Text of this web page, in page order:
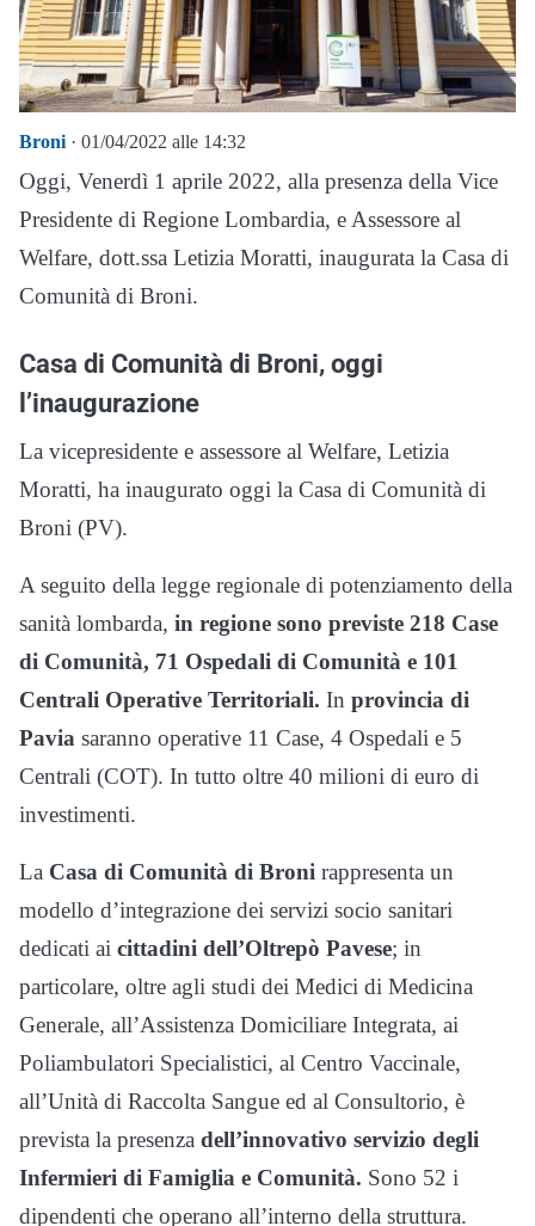
Broni· 01/04/2022 alle 14:32
Oggi, Venerdì 1 aprile 2022, alla presenza della Vice
Presidente di Regione Lombardia, e Assessore al
Welfare, dott.ssa Letizia Moratti, inaugurata la Casa di
Comunità di Broni.
Casa di Comunità di Broni, oggi
l’inaugurazione
La vicepresidente e assessore al Welfare, Letizia
Moratti, ha inaugurato oggi la Casa di Comunità di
Broni (PV).
A seguito della legge regionale di potenziamento della
sanità lombarda, in regione sono previste 218 Case
di Comunità, 71 Ospedali di Comunità e 101
Centrali Operative Territoriali. In provincia di
Pavia saranno operative 11 Case, 4 Ospedali e 5
Centrali (COT). In tutto oltre 40 milioni di euro di
investimenti.
La Casa di Comunità di Broni rappresenta un
modello d’integrazione dei servizi socio sanitari
dedicati ai cittadini dell’Oltrepò Pavese; in
particolare, oltre agli studi dei Medici di Medicina
Generale, all’Assistenza Domiciliare Integrata, ai
Poliambulatori Specialistici, al Centro Vaccinale,
all’Unità di Raccolta Sangue ed al Consultorio, è
prevista la presenza dell’innovativo servizio degli
Infermieri di Famiglia e Comunità. Sono 52 i
dipendenti che operano all’interno della struttura.